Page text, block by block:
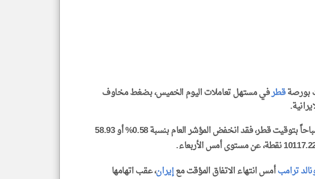
بورصةقطرفي مستهل تعاملات اليوم الخميس، بضغط مخاوف
وبحلول الساعة 09:45 صباحاً بتوقيت قطر، فقد انخفض المؤشر العام بنسبة 0.58% أو 58.93
ترامبأمس انتهاء الاتفاق المؤقت معإيران، عقب اتهامها
klyoum.com